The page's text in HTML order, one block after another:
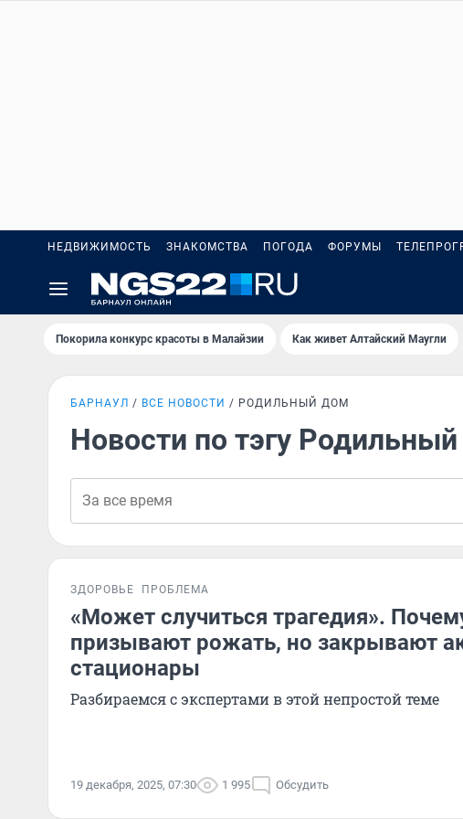
НЕДВИЖИМОСТЬ ЗНАКОМСТВА ПОГОДА ФОРУМЫ
Покорила конкурс красоты в Малайзии Как живет Алтайский Маугли
БАРНАУЛ ВСЕ НОВОСТИ РОДИЛЬНЫЙ ДОМ
Новости по тэгу
ЗДОРОВЬЕ ПРОБЛЕМА
«Может случиться трагедия».
призывают рожать, но закрывают
стационары
Разбираемся с экспертами в этой непростой теме
19 декабря, 2025, 07:30 1 995 Обсудить